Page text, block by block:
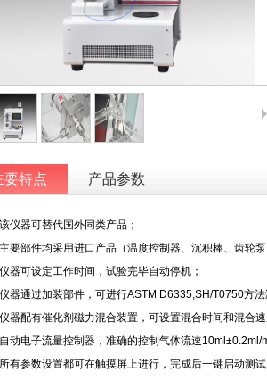
要特点 产品参数
仪器可替代国外同类产品；
要部件均采用进口产品（温度控制器、沉积棒、齿轮泵
器可设定工作时间，试验完毕自动停机；
器通过加装部件，可进行ASTM D6335,SH/T0750方法
器配有催化剂磁力混合装置，可设置混合时间和混合速
动电子流量控制器，准确的控制气体流速10ml±0.2ml/
有参数设置都可在触摸屏上进行，完成后一键启动测试